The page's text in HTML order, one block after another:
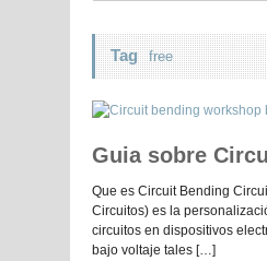
Tag free
Guia sobre
Que es Circuit Bending
Circuitos) es la
circuitos en dispositivos
bajo voltaje tales […]